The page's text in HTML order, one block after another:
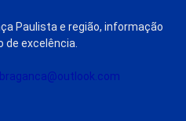
Paulista e região, informação
de excelência.